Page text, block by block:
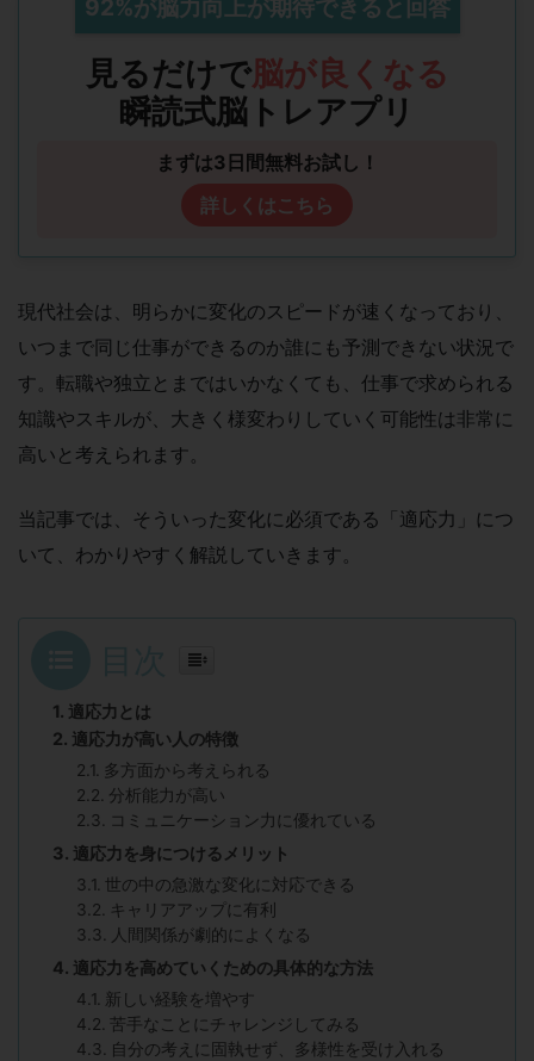
廃止で「詰め込み」教育も通用しなくなります。これから求
ョン力・共感力といった能力開発領域の力であり、これらを
備えた人が各業界のリーダーになります。瞬読トレーニング
は速読だけでなく、これらの能力を高める手段にもなるた
92%が脳力向上が期待できると回答
見るだけで脳が良くなる
瞬読式脳トレアプリ
まずは3日間無料お試し！
詳しくはこちら
現代社会は、明らかに変化のスピードが速くなっており、
いつまで同じ仕事ができるのか誰にも予測できない状況で
す。転職や独立とまではいかなくても、仕事で求められる
知識やスキルが、大きく様変わりしていく可能性は非常に
高いと考えられます。
当記事では、そういった変化に必須である「適応力」につ
いて、わかりやすく解説していきます。
適応力とは
適応力が高い人の特徴
多方面から考えられる
分析能力が高い
コミュニケーション力に優れている
適応力を身につけるメリット
世の中の急激な変化に対応できる
キャリアアップに有利
人間関係が劇的によくなる
適応力を高めていくための具体的な方法
新しい経験を増やす
苦手なことにチャレンジしてみる
自分の考えに固執せず、多様性を受け入れる